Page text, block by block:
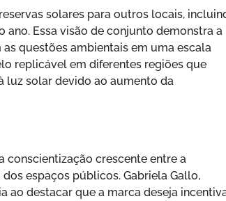
solares para outros locais,
Essa visão de conjunto demonstra a
questões ambientais em uma escala
replicável em diferentes regiões que
luz solar devido ao aumento da
conscientização crescente entre a
espaços públicos. Gabriela Gallo,
ao destacar que a marca deseja